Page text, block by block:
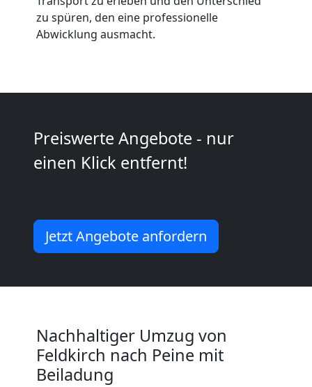
zu spüren, den eine professionelle
Abwicklung ausmacht.
Preiswerte Angebote - nur
einen Klick entfernt!
Jetzt Angebote anfordern
Nachhaltiger Umzug von
Feldkirch nach Peine mit
Beiladung
LKW
Kunsttransport
Feldkirch
Umzug
Feldkirch
3
Mann